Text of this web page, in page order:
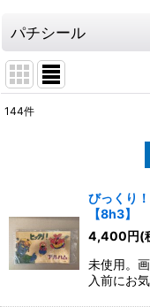
パチシール
144件
びっくり
【8h3】
4,400円(
未使用。
入前にお